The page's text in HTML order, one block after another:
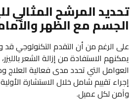
تحديد المرشح المثالي
الجسم مع الظهر
على الرغم من أن التقدم التكنولوجي
يمكنهم الاستفادة من إزالة الشعر
العوامل التي تحدد مدى فعالية العلاج
إجراء تقييم شامل خلال الاستشارة
وآمن لكل عميل.